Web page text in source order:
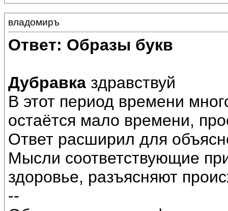
владомиръ
Ответ: Образы букв
Дубравка здравствуй
В этот период времени
остаётся мало времени,
Ответ расширил для
Мысли соответствующие
здоровье, разъясняют
--